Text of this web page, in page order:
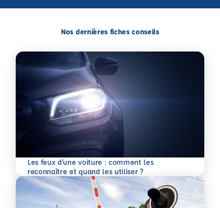
Nos dernières fiches conseils
Les feux d’une voiture : comment les
reconnaître et quand les utiliser ?
En savoir plus